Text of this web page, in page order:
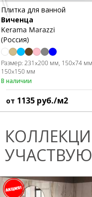
Previous
Плитка для ванной
Виченца
Kerama Marazzi
(Россия)
Размер: 231x200 мм 150x74 мм
150x150 мм
В наличии
от 1135 руб./м2